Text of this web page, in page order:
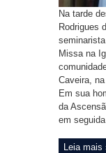
Na tarde
Rodrigues
Missa na
Caveira,
Em sua
da
em seguida
Leia mais